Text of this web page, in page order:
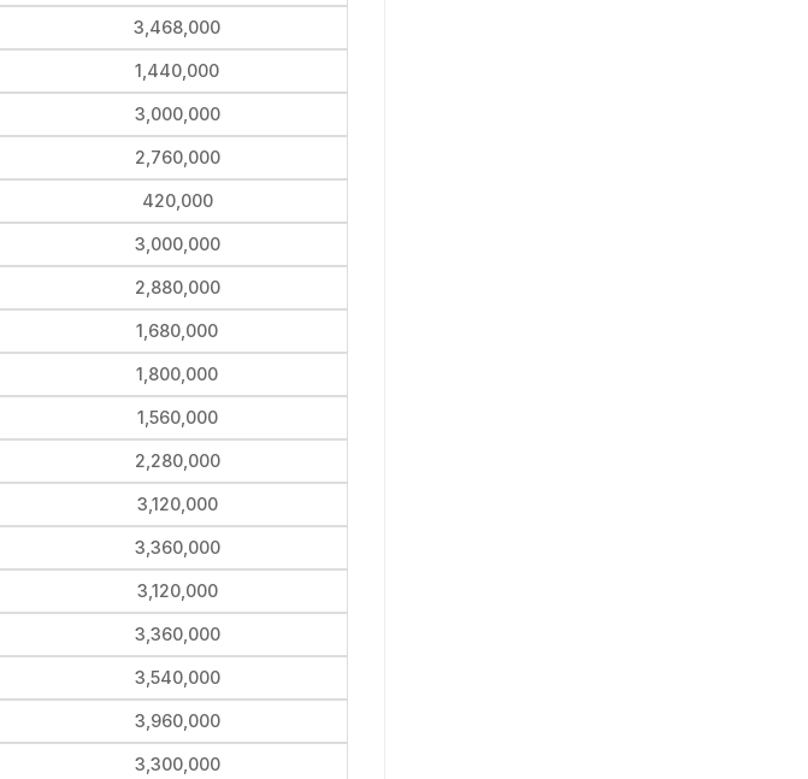
3,468,000
1,440,000
3,000,000
2,760,000
420,000
3,000,000
2,880,000
1,680,000
1,800,000
1,560,000
2,280,000
3,120,000
3,360,000
3,120,000
3,360,000
3,540,000
3,960,000
3,300,000